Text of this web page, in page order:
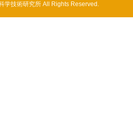
学技術研究所 All Rights Reserved.